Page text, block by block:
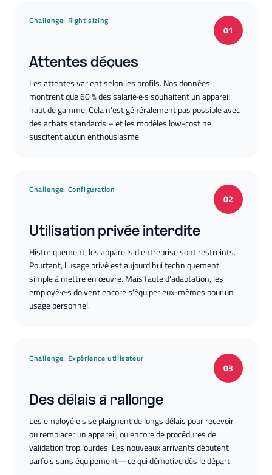
Challenge: Right sizing
01
Attentes déçues
Les attentes varient selon les profils. Nos données
montrent que 60 % des salarié·e·s souhaitent un appareil
haut de gamme. Cela n'est généralement pas possible avec
des achats standards – et les modèles low-cost ne
suscitent aucun enthousiasme.
Challenge: Configuration
02
Utilisation privée interdite
Historiquement, les appareils d'entreprise sont restreints.
Pourtant, l'usage privé est aujourd'hui techniquement
simple à mettre en œuvre. Mais faute d'adaptation, les
employé·e·s doivent encore s'équiper eux-mêmes pour un
usage personnel.
Challenge: Expérience utilisateur
03
Des délais à rallonge
Les employé·e·s se plaignent de longs délais pour recevoir
ou remplacer un appareil, ou encore de procédures de
validation trop lourdes. Les nouveaux arrivants débutent
parfois sans équipement—ce qui démotive dès le départ.